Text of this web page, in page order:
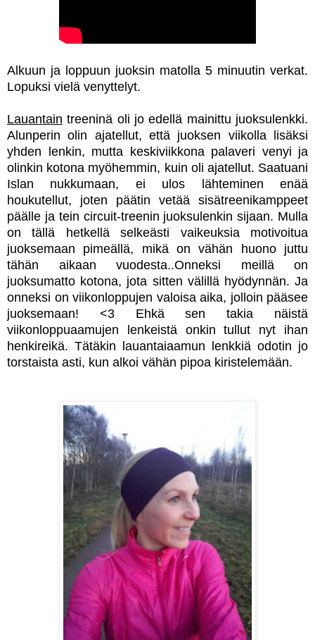
Alkuun ja loppuun juoksin matolla 5 minuutin verkat.
Lopuksi vielä venyttelyt.
Lauantain treeninä oli jo edellä mainittu juoksulenkki.
Alunperin olin ajatellut, että juoksen viikolla lisäksi
yhden lenkin, mutta keskiviikkona palaveri venyi ja
olinkin kotona myöhemmin, kuin oli ajatellut. Saatuani
Islan nukkumaan, ei ulos lähteminen enää
houkutellut, joten päätin vetää sisätreenikamppeet
päälle ja tein circuit-treenin juoksulenkin sijaan. Mulla
on tällä hetkellä selkeästi vaikeuksia motivoitua
juoksemaan pimeällä, mikä on vähän huono juttu
tähän aikaan vuodesta..Onneksi meillä on
juoksumatto kotona, jota sitten välillä hyödynnän. Ja
onneksi on viikonloppujen valoisa aika, jolloin pääsee
juoksemaan! <3 Ehkä sen takia näistä
viikonloppuaamujen lenkeistä onkin tullut nyt ihan
henkireikä. Tätäkin lauantaiaamun lenkkiä odotin jo
torstaista asti, kun alkoi vähän pipoa kiristelemään.